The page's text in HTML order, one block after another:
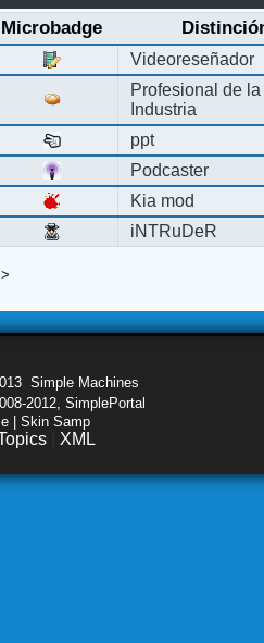
Microbadge
Videoreseñador
Profesional de la
Industria
ppt
Podcaster
Kia mod
iNTRuDeR
Simple Machines
2012, SimplePortal
| Skin Samp
XML